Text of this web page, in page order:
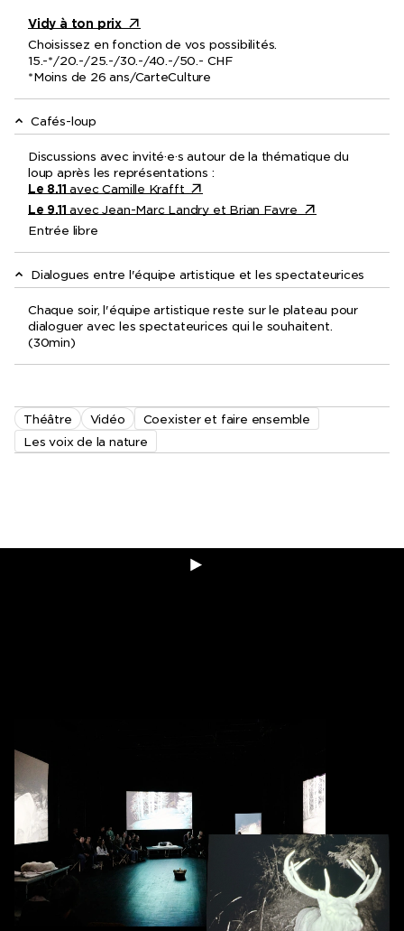
Vidy à ton prix
Choisissez en fonction de vos possibilités.
15.-*/20.-/25.-/30.-/40.-/50.- CHF
*Moins de 26 ans/CarteCulture
Cafés-loup
Discussions avec invité·e·s autour de la thématique du
loup après les représentations :
Le 8.11avec Camille Krafft
Le 9.11avec Jean-Marc Landry et Brian Favre
Entrée libre
Dialogues entre l'équipe artistique et les spectateurices
Chaque soir, l'équipe artistique reste sur le plateau pour
dialoguer avec les spectateurices qui le souhaitent.
(30min)
Théâtre Vidéo
Coexister et faire ensemble
Les voix de la nature